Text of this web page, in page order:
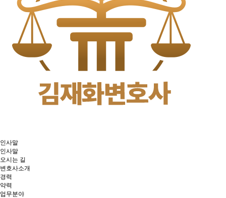
인사말
인사말
오시는 길
변호사소개
경력
약력
업무분야